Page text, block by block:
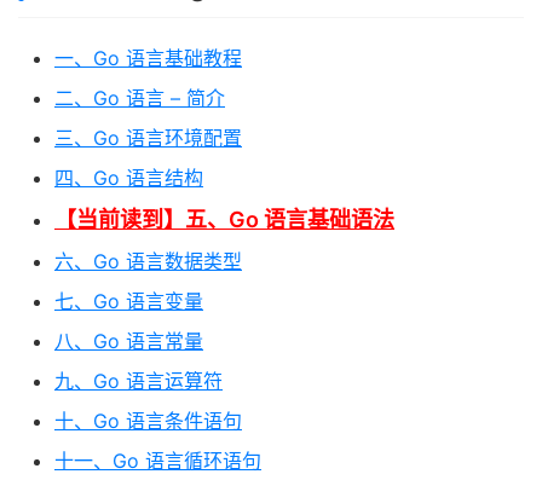
一、Go 语言基础教程
二、Go 语言 – 简介
三、Go 语言环境配置
四、Go 语言结构
【当前读到】五、Go 语言基础语法
六、Go 语言数据类型
七、Go 语言变量
八、Go 语言常量
九、Go 语言运算符
十、Go 语言条件语句
十一、Go 语言循环语句